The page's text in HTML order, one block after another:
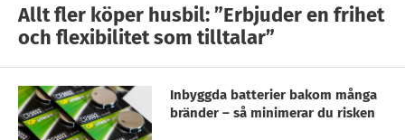
Allt fler köper husbil: ”Erbjuder en frihet
och flexibilitet som tilltalar”
Inbyggda batterier bakom många
bränder – så minimerar du risken